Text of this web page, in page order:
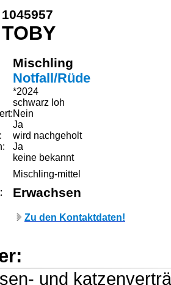
1045957
TOBY
Mischling
Notfall/Rüde
*2024
schwarz loh
Nein
Ja
wird nachgeholt
Ja
keine bekannt
Mischling-mittel
Erwachsen
Zu den Kontaktdaten!
und